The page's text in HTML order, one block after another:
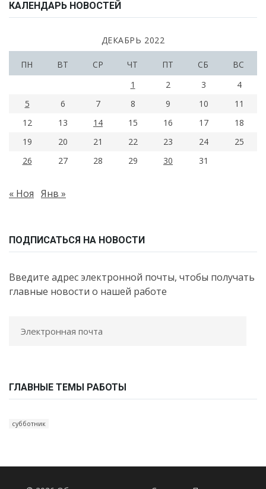
КАЛЕНДАРЬ НОВОСТЕЙ
ДЕКАБРЬ 2022
ПН ВТ СР ЧТ ПТ СБ
ВС
1
2 3
4
5
6 7 8 9 10
11
12
13 14 15 16 17
18
19
20 21 22 23 24
25
26
27 28 29 30 31
« Ноя Янв »
ПОДПИСАТЬСЯ НА НОВОСТИ
Введите адрес электронной почты, чтобы получать
главные новости о нашей работе
ГЛАВНЫЕ ТЕМЫ РАБОТЫ
субботник